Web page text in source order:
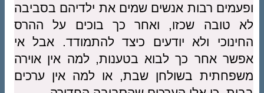
ופעמים רבות אנשים שמים את ילדיהם בסביבה
לא טובה שכזו, ואחר כך בוכים על ההרס
החינוכי ולא יודעים כיצד להתמודד. אבל אי
אפשר אחר כך לבוא בטענות, למה אין אוירה
משפחתית בשולחן שבת, או למה אין ערכים